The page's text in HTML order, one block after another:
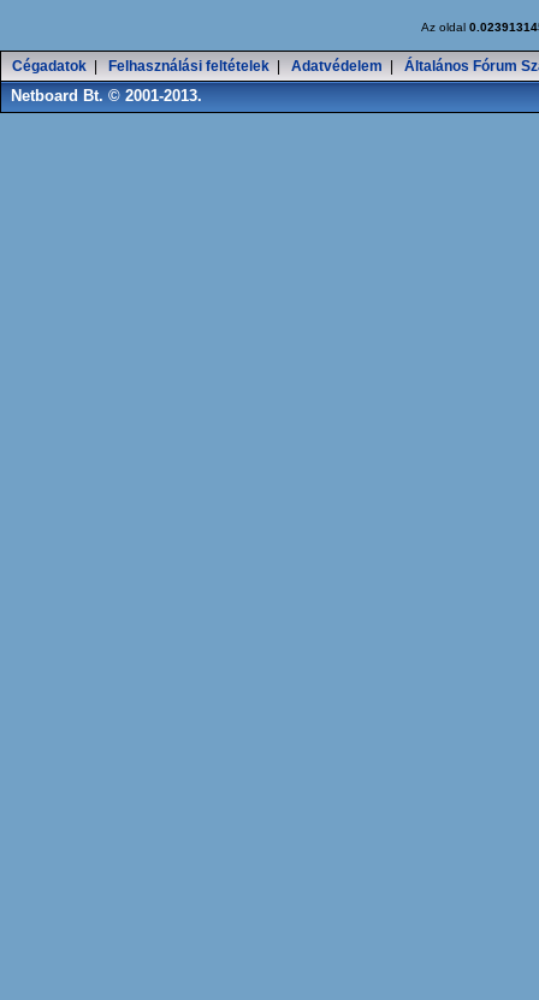
Az oldal
Cégadatok Felhasználási feltételek Adatvédelem Általános Fórum
Netboard Bt. © 2001-2013.